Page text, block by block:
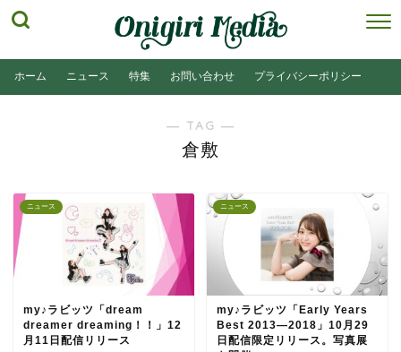
ホーム ニュース 特集 お問い合わせ プライバシーポリシー
― TAG ―
倉敷
ニュース
my♪ラビッツ「dream
dreamer dreaming！！」12
月11日配信リリース
ニュース
my♪ラビッツ「Early Years
Best 2013―2018」10月29
日配信限定リリース。写真展